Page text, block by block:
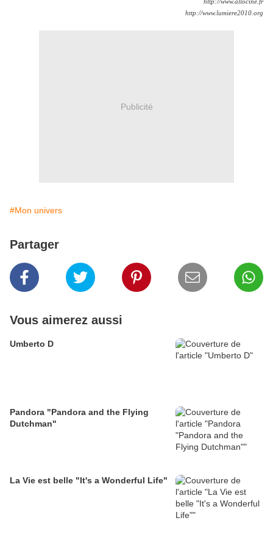
http://www.allocine.fr
http://www.lumiere2010.org
Publicité
#Mon univers
Partager
Vous aimerez aussi
Umberto D
Pandora "Pandora and the Flying
Dutchman"
La Vie est belle "It's a Wonderful Life"